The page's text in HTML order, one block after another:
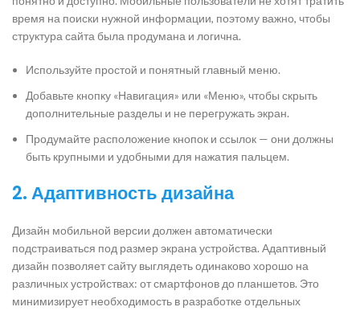
время на поиски нужной информации, поэтому важно, чтобы
структура сайта была продумана и логична.
Используйте простой и понятный главный меню.
Добавьте кнопку «Навигация» или «Меню», чтобы скрыть
дополнительные разделы и не перегружать экран.
Продумайте расположение кнопок и ссылок — они должны
быть крупными и удобными для нажатия пальцем.
2. Адаптивность дизайна
Дизайн мобильной версии должен автоматически
подстраиваться под размер экрана устройства. Адаптивный
дизайн позволяет сайту выглядеть одинаково хорошо на
различных устройствах: от смартфонов до планшетов. Это
минимизирует необходимость в разработке отдельных